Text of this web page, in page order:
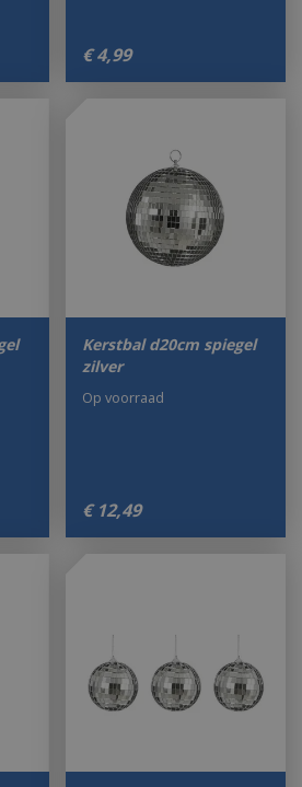
€ 4,99
Kerstbal d20cm spiegel
zilver
€ 12,49
Op voorraad